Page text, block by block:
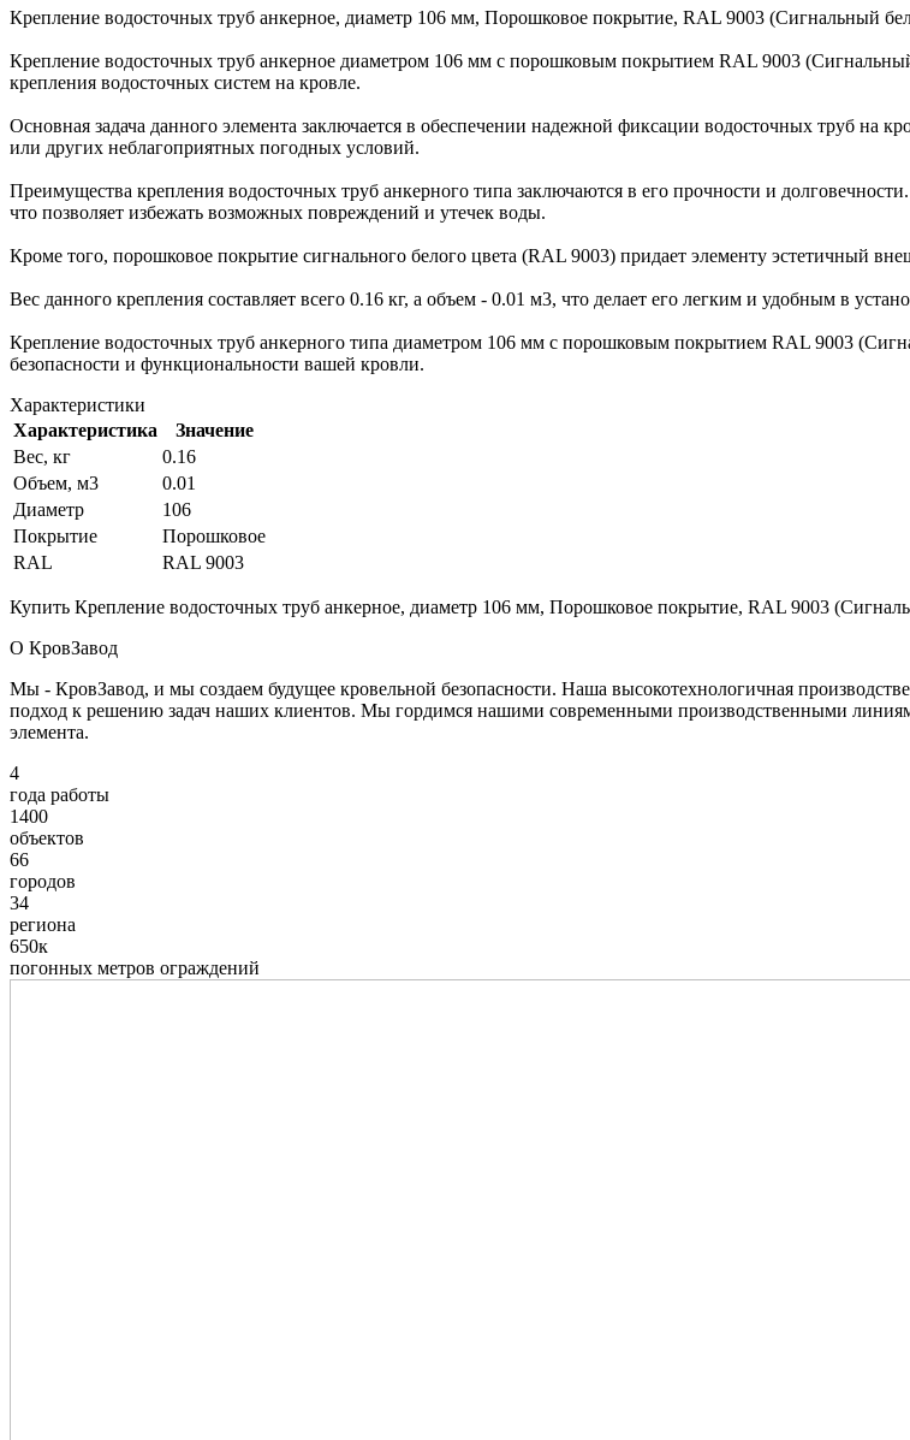
Крепление водосточных труб анкерное, диаметр 106 мм, Порошковое покрытие, RAL 9003 (Сигнальный
Крепление водосточных труб анкерное диаметром 106 мм с порошковым покрытием RAL 9003
крепления водосточных систем на кровле.
Основная задача данного элемента заключается в обеспечении надежной фиксации водосточных труб на
или других неблагоприятных погодных условий.
Преимущества крепления водосточных труб анкерного типа заключаются в его прочности и
что позволяет избежать возможных повреждений и утечек воды.
Кроме того, порошковое покрытие сигнального белого цвета (RAL 9003) придает элементу эстетичный
Вес данного крепления составляет всего 0.16 кг, а объем - 0.01 м3, что делает его легким и удобным в
Крепление водосточных труб анкерного типа диаметром 106 мм с порошковым покрытием RAL 9003
безопасности и функциональности вашей кровли.
Характеристики
Характеристика
Значение
Вес, кг
0.16
Объем, м3
0.01
Диаметр
106
Покрытие
Порошковое
RAL
RAL 9003
Купить Крепление водосточных труб анкерное, диаметр 106 мм, Порошковое покрытие, RAL 9003
О КровЗавод
Мы - КровЗавод, и мы создаем будущее кровельной безопасности. Наша высокотехнологичная
подход к решению задач наших клиентов. Мы гордимся нашими современными производственными
элемента.
4
года работы
1400
объектов
66
городов
34
региона
650к
погонных метров ограждений